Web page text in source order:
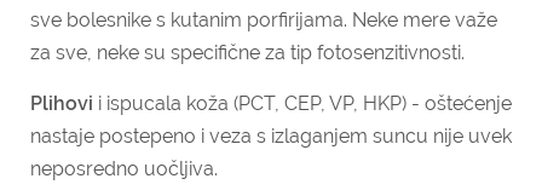
sve bolesnike s kutanim porfirijama. Neke mere važe
za sve, neke su specifične za tip fotosenzitivnosti.
Plihovi i ispucala koža (PCT, CEP, VP, HKP) - oštećenje
nastaje postepeno i veza s izlaganjem suncu nije uvek
neposredno uočljiva.